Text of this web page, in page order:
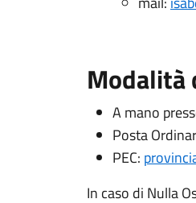
Modalità
A mano
Posta
PEC:
In caso di Nulla